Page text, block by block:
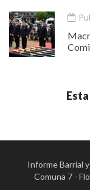
Informe Barrial
Comuna 7 -